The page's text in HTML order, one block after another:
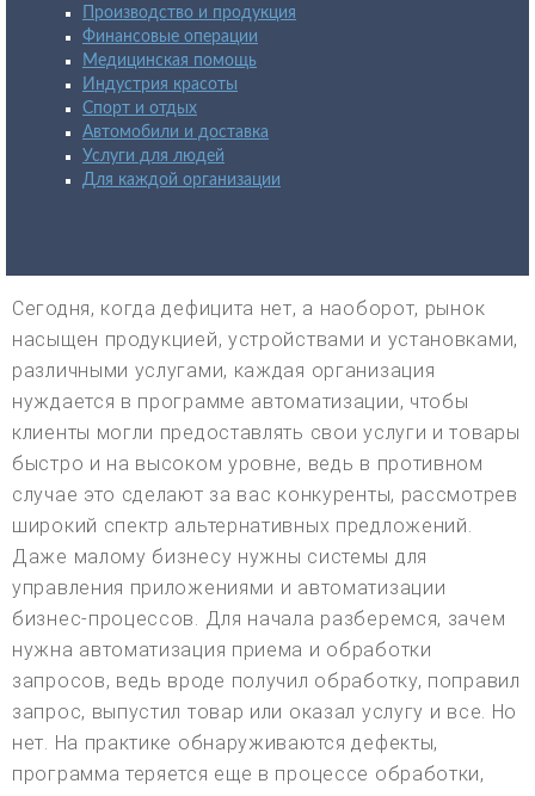
Производство и продукция
Финансовые операции
Медицинская помощь
Индустрия красоты
Спорт и отдых
Автомобили и доставка
Услуги для людей
Для каждой организации
Сегодня, когда дефицита нет, а наоборот, рынок
насыщен продукцией, устройствами и установками,
различными услугами, каждая организация
нуждается в программе автоматизации, чтобы
клиенты могли предоставлять свои услуги и товары
быстро и на высоком уровне, ведь в противном
случае это сделают за вас конкуренты, рассмотрев
широкий спектр альтернативных предложений.
Даже малому бизнесу нужны системы для
управления приложениями и автоматизации
бизнес-процессов. Для начала разберемся, зачем
нужна автоматизация приема и обработки
запросов, ведь вроде получил обработку, поправил
запрос, выпустил товар или оказал услугу и все. Но
нет. На практике обнаруживаются дефекты,
программа теряется еще в процессе обработки,